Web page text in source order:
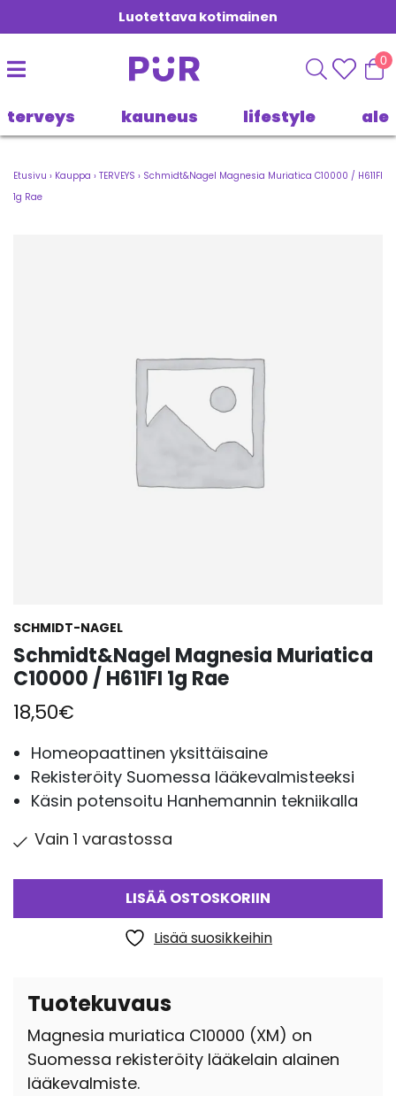
Luotettava kotimainen
0
terveys kauneus lifestyle ale
Etusivu › Kauppa › TERVEYS › Schmidt&Nagel Magnesia Muriatica C10000 / H611FI
1g Rae
SCHMIDT-NAGEL
Schmidt&Nagel Magnesia Muriatica
C10000 / H611FI 1g Rae
18,50€
Homeopaattinen yksittäisaine
Rekisteröity Suomessa lääkevalmisteeksi
Käsin potensoitu Hanhemannin tekniikalla
Vain 1 varastossa
LISÄÄ OSTOSKORIIN
Lisää suosikkeihin
Tuotekuvaus
Magnesia muriatica C10000 (XM) on
Suomessa rekisteröity lääkelain alainen
lääkevalmiste.